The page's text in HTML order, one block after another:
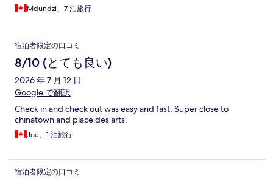
Mdundzi、7 泊旅行
宿泊者限定の口コミ
8/10 (とても良い)
2026 年 7 月 12 日
Google で翻訳
Check in and check out was easy and fast. Super close to
chinatown and place des arts.
Joe、1 泊旅行
宿泊者限定の口コミ